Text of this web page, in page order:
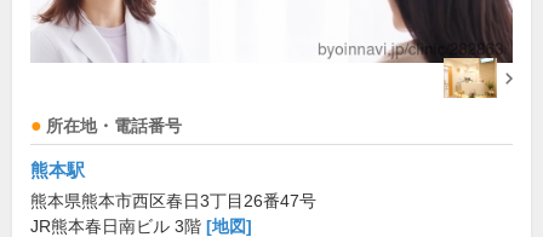
所在地・電話番号
熊本駅
熊本県熊本市西区春日3丁目26番47号
JR熊本春日南ビル 3階 [地図]